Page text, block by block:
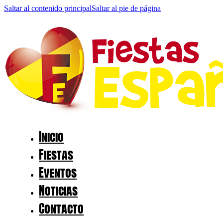
Saltar al contenido principalSaltar al pie de página
Inicio
Fiestas
Eventos
Noticias
Contacto